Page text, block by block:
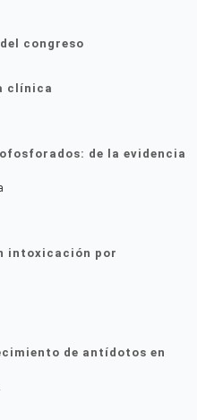
congreso
clínica
de la evidencia
intoxicación por
de antídotos en